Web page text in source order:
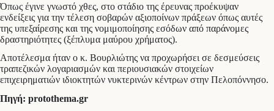
Όπως έγινε γνωστό χθες, στο στάδιο της έρευνας προέκυψαν
ενδείξεις για την τέλεση σοβαρών αξιοποίνων πράξεων όπως αυτές
της υπεξαίρεσης και της νομιμοποίησης εσόδων από παράνομες
δραστηριότητες (ξέπλυμα μαύρου χρήματος).
Αποτέλεσμα ήταν ο κ. Βουρλιώτης να προχωρήσει σε δεσμεύσεις
τραπεζικών λογαριασμών και περιουσιακών στοιχείων
επιχειρηματιών ιδιοκτητών νυκτερινών κέντρων στην Πελοπόννησο.
Πηγή: protothema.gr